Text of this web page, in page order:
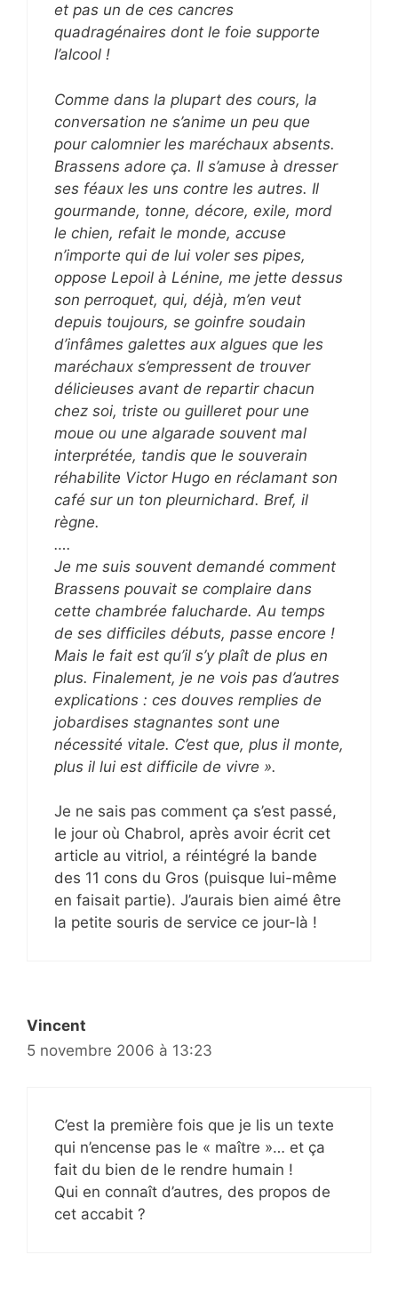
et pas un de ces cancres
quadragénaires dont le foie supporte
l’alcool !
Comme dans la plupart des cours, la
conversation ne s’anime un peu que
pour calomnier les maréchaux absents.
Brassens adore ça. Il s’amuse à dresser
ses féaux les uns contre les autres. Il
gourmande, tonne, décore, exile, mord
le chien, refait le monde, accuse
n’importe qui de lui voler ses pipes,
oppose Lepoil à Lénine, me jette dessus
son perroquet, qui, déjà, m’en veut
depuis toujours, se goinfre soudain
d’infâmes galettes aux algues que les
maréchaux s’empressent de trouver
délicieuses avant de repartir chacun
chez soi, triste ou guilleret pour une
moue ou une algarade souvent mal
interprétée, tandis que le souverain
réhabilite Victor Hugo en réclamant son
café sur un ton pleurnichard. Bref, il
règne.
….
Je me suis souvent demandé comment
Brassens pouvait se complaire dans
cette chambrée falucharde. Au temps
de ses difficiles débuts, passe encore !
Mais le fait est qu’il s’y plaît de plus en
plus. Finalement, je ne vois pas d’autres
explications : ces douves remplies de
jobardises stagnantes sont une
nécessité vitale. C’est que, plus il monte,
plus il lui est difficile de vivre ».
Je ne sais pas comment ça s’est passé,
le jour où Chabrol, après avoir écrit cet
article au vitriol, a réintégré la bande
des 11 cons du Gros (puisque lui-même
en faisait partie). J’aurais bien aimé être
la petite souris de service ce jour-là !
Vincent
5 novembre 2006 à 13:23
C’est la première fois que je lis un texte
qui n’encense pas le « maître »… et ça
fait du bien de le rendre humain !
Qui en connaît d’autres, des propos de
cet accabit ?